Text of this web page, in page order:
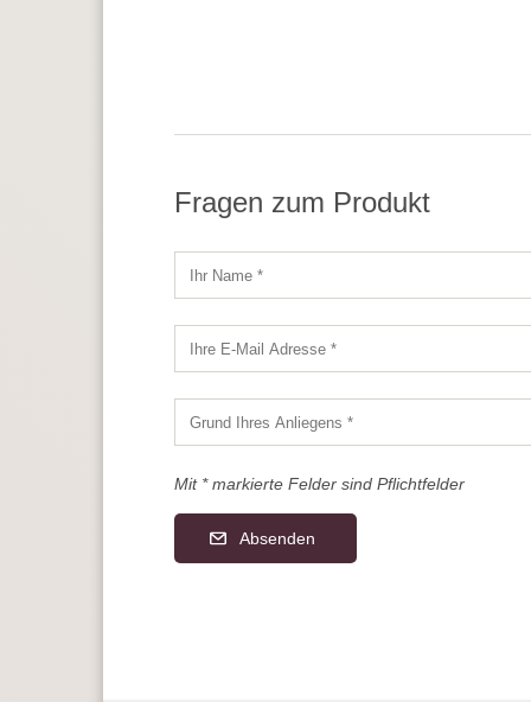
Fragen zum Produkt
Mit * markierte Felder sind Pflichtfelder
Absenden